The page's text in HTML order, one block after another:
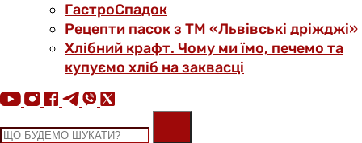
ГастроСпадок
Рецепти пасок з ТМ «Львівські дріжджі»
Хлібний крафт. Чому ми їмо, печемо та
купуємо хліб на заквасці